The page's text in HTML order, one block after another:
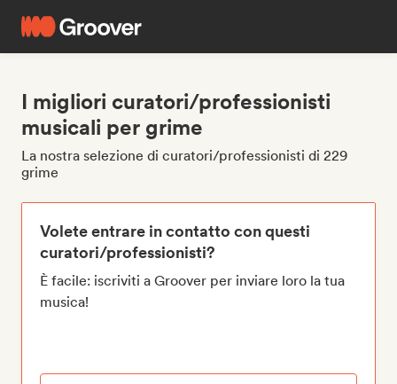
I migliori curatori/professionisti
musicali per grime
La nostra selezione di curatori/professionisti di 229
grime
Volete entrare in contatto con questi
curatori/professionisti?
È facile: iscriviti a Groover per inviare loro la tua
musica!